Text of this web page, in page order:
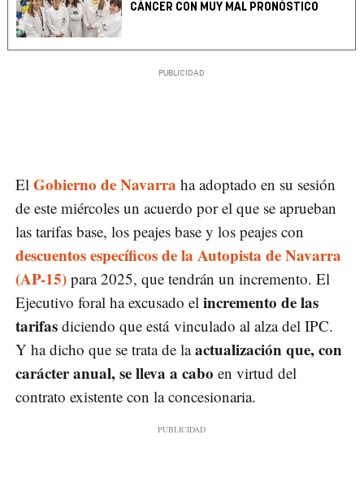
CÁNCER CON MUY MAL PRONÓSTICO
El Gobierno de Navarra ha adoptado en su sesión
de este miércoles un acuerdo por el que se aprueban
las tarifas base, los peajes base y los peajes con
descuentos específicos de la Autopista de Navarra
(AP-15) para 2025, que tendrán un incremento. El
Ejecutivo foral ha excusado el incremento de las
tarifas diciendo que está vinculado al alza del IPC.
Y ha dicho que se trata de laactualización que, con
carácter anual, se lleva a cabo en virtud del
contrato existente con la concesionaria.